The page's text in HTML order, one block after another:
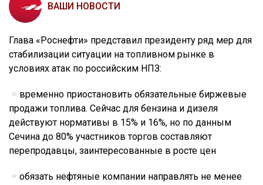
ВАШИ НОВОСТИ
Глава «Роснефти» представил президенту ряд мер для
стабилизации ситуации на топливном рынке в
условиях атак по российским НПЗ:
временно приостановить обязательные биржевые
продажи топлива. Сейчас для бензина и дизеля
действуют нормативы в 15% и 16%, но по данным
Сечина до 80% участников торгов составляют
перепродавцы, заинтересованные в росте цен
обязать нефтяные компании направлять не менее